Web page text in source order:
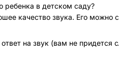
ребенка в детском саду?
качество звука. Его можно
на звук (вам не придется